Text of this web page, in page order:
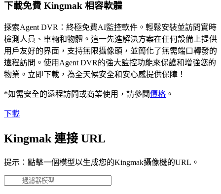
下載免費 Kingmak 相容軟體
探索Agent DVR：終極免費AI監控軟件。輕鬆安裝並訪問實時
檢測人員、車輛和物體。這一先進解決方案在任何設備上提供
用戶友好的界面，支持無限攝像頭，並簡化了無需端口轉發的
遠程訪問。使用Agent DVR的強大監控功能來保護和增強您的
物業。立即下載，為全天候安全和安心感提供保障！
*如需安全的遠程訪問或商業使用，請參閱價格 。
下載
Kingmak 連接 URL
提示：點擊一個模型以生成您的Kingmak攝像機的URL。